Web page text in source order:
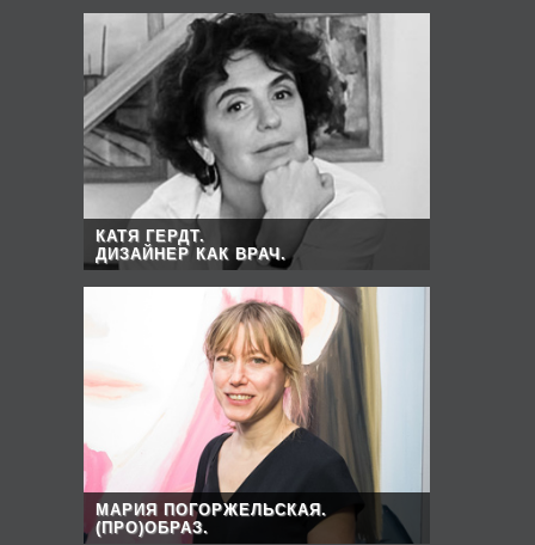
КАТЯ ГЕРДТ.
ДИЗАЙНЕР КАК ВРАЧ.
МАРИЯ ПОГОРЖЕЛЬСКАЯ.
(ПРО)ОБРАЗ.